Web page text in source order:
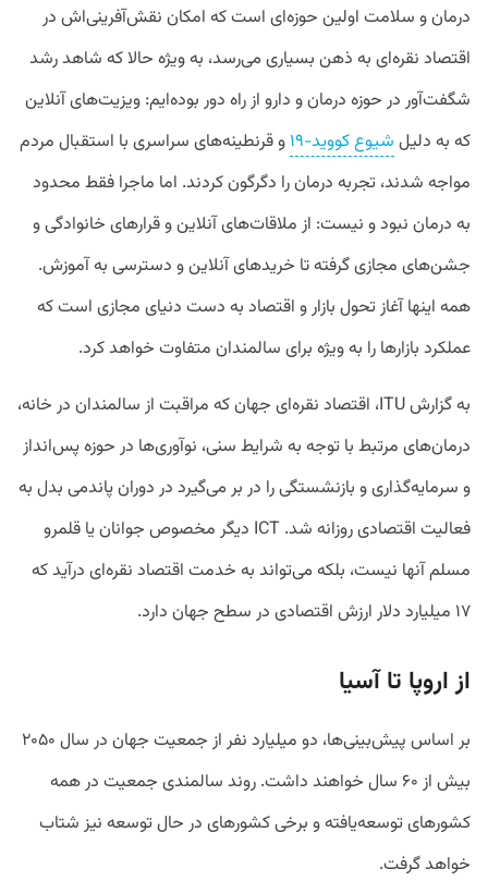
درمان و سلامت اولین حوزه‌‌ای است که امکان نقش‌آفرینی‌اش در
اقتصاد نقره‌ای به ذهن بسیاری می‌رسد، به‌ ویژه حالا که شاهد رشد
شگفت‌آور در حوزه درمان و دارو از راه دور بوده‌ایم: ویزیت‌های آنلاین
که به دلیل شیوع کووید-۱۹
و قرنطینه‌های سراسری با استقبال مردم
مواجه شدند، تجربه درمان را دگرگون کردند. اما ماجرا فقط محدود
به درمان نبود و نیست: از ملاقات‌های آنلاین و قرارهای خانوادگی و
جشن‌های مجازی گرفته تا خریدهای آنلاین و دسترسی به آموزش.
همه اینها آغاز تحول بازار و اقتصاد به دست دنیای مجازی است که
عملکرد بازارها را به‌ ویژه برای سالمندان متفاوت خواهد کرد.
به گزارش ITU، اقتصاد نقره‌ای جهان که مراقبت از سالمندان در خانه،
درمان‌های مرتبط با توجه به شرایط سنی، نوآوری‌ها در حوزه پس‌انداز
و سرمایه‌گذاری و بازنشستگی را در بر می‌گیرد در دوران پاندمی بدل به
فعالیت اقتصادی روزانه شد. ICT دیگر مخصوص جوانان یا قلمرو
مسلم آنها نیست، بلکه می‌تواند به خدمت اقتصاد نقره‌ای درآید که
۱۷ میلیارد دلار ارزش اقتصادی در سطح جهان دارد.
از اروپا تا آسیا
بر اساس پیش‌بینی‌ها، دو میلیارد نفر از جمعیت جهان در سال ۲۰۵۰
بیش از ۶۰ سال خواهند داشت. روند سالمندی جمعیت در همه
کشورهای توسعه‌یافته و برخی کشورهای در حال‌ توسعه نیز شتاب
خواهد گرفت.